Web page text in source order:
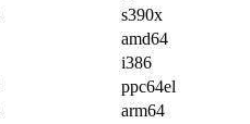
s390x
amd64
i386
ppc64el
arm64